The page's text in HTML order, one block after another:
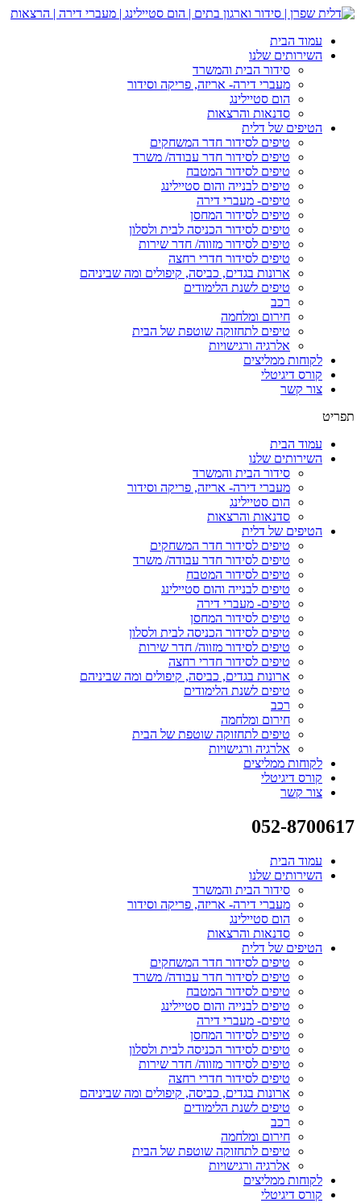
עמוד הבית
השירותים שלנו
סידור הבית והמשרד
מעברי דירה- אריזה, פריקה וסידור
הום סטיילינג
סדנאות והרצאות
הטיפים של דלית
טיפים לסידור חדר המשחקים
טיפים לסידור חדר עבודה/ משרד
טיפים לסידור המטבח
טיפים לבנייה והום סטיילינג
טיפים- מעברי דירה
טיפים לסידור המחסן
טיפים לסידור הכניסה לבית ולסלון
טיפים לסידור מזווה/ חדר שירות
טיפים לסידור חדרי רחצה
ארונות בגדים, כביסה, קיפולים ומה שביניהם
טיפים לשנת הלימודים
רכב
חירום ומלחמה
טיפים לתחזוקה שוטפת של הבית
אלרגיה ורגישויות
לקוחות ממליצים
קורס דיגיטלי
צור קשר
תפריט
עמוד הבית
השירותים שלנו
סידור הבית והמשרד
מעברי דירה- אריזה, פריקה וסידור
הום סטיילינג
סדנאות והרצאות
הטיפים של דלית
טיפים לסידור חדר המשחקים
טיפים לסידור חדר עבודה/ משרד
טיפים לסידור המטבח
טיפים לבנייה והום סטיילינג
טיפים- מעברי דירה
טיפים לסידור המחסן
טיפים לסידור הכניסה לבית ולסלון
טיפים לסידור מזווה/ חדר שירות
טיפים לסידור חדרי רחצה
ארונות בגדים, כביסה, קיפולים ומה שביניהם
טיפים לשנת הלימודים
רכב
חירום ומלחמה
טיפים לתחזוקה שוטפת של הבית
אלרגיה ורגישויות
לקוחות ממליצים
קורס דיגיטלי
צור קשר
052-8700617
עמוד הבית
השירותים שלנו
סידור הבית והמשרד
מעברי דירה- אריזה, פריקה וסידור
הום סטיילינג
סדנאות והרצאות
הטיפים של דלית
טיפים לסידור חדר המשחקים
טיפים לסידור חדר עבודה/ משרד
טיפים לסידור המטבח
טיפים לבנייה והום סטיילינג
טיפים- מעברי דירה
טיפים לסידור המחסן
טיפים לסידור הכניסה לבית ולסלון
טיפים לסידור מזווה/ חדר שירות
טיפים לסידור חדרי רחצה
ארונות בגדים, כביסה, קיפולים ומה שביניהם
טיפים לשנת הלימודים
רכב
חירום ומלחמה
טיפים לתחזוקה שוטפת של הבית
אלרגיה ורגישויות
לקוחות ממליצים
קורס דיגיטלי